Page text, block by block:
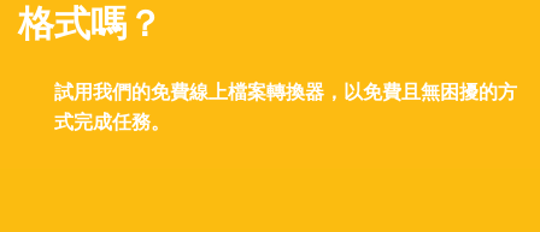
格式嗎？
試用我們的免費線上檔案轉換器，以免費且無困擾的方
式完成任務。